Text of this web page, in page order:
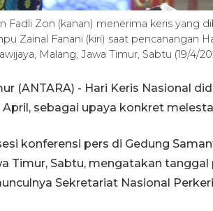
Fadli Zon (kanan) menerima keris yang
Zainal Fanani (kiri) saat pencanangan
Malang, Jawa Timur, Sabtu (19/4/
(ANTARA) - Hari Keris Nasional
April, sebagai upaya konkret
konferensi pers di Gedung
Timur, Sabtu, mengatakan
Sekretariat Nasional